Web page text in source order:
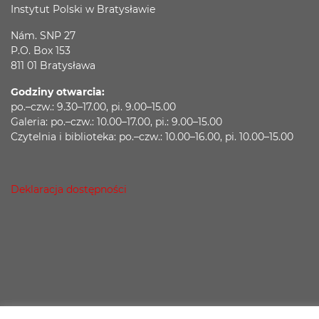
Instytut Polski w Bratysławie
Nám. SNP 27
P.O. Box 153
811 01 Bratysława
Godziny otwarcia:
po.–czw.: 9.30–17.00, pi. 9.00–15.00
Galeria: po.–czw.: 10.00–17.00, pi.: 9.00–15.00
Czytelnia i biblioteka: po.–czw.: 10.00–16.00, pi. 10.00–15.00
Deklaracja dostępności